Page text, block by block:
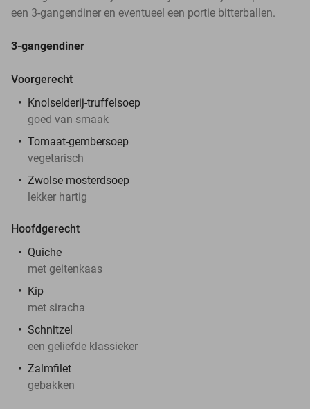
een 3-gangendiner en eventueel een portie bitterballen.
3-gangendiner
Voorgerecht
Knolselderij-truffelsoep
goed van smaak
Tomaat-gembersoep
vegetarisch
Zwolse mosterdsoep
lekker hartig
Hoofdgerecht
Quiche
met geitenkaas
Kip
met siracha
Schnitzel
een geliefde klassieker
Zalmfilet
gebakken